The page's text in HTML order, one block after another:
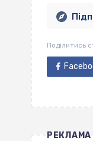
Поділитись
РЕКЛАМА